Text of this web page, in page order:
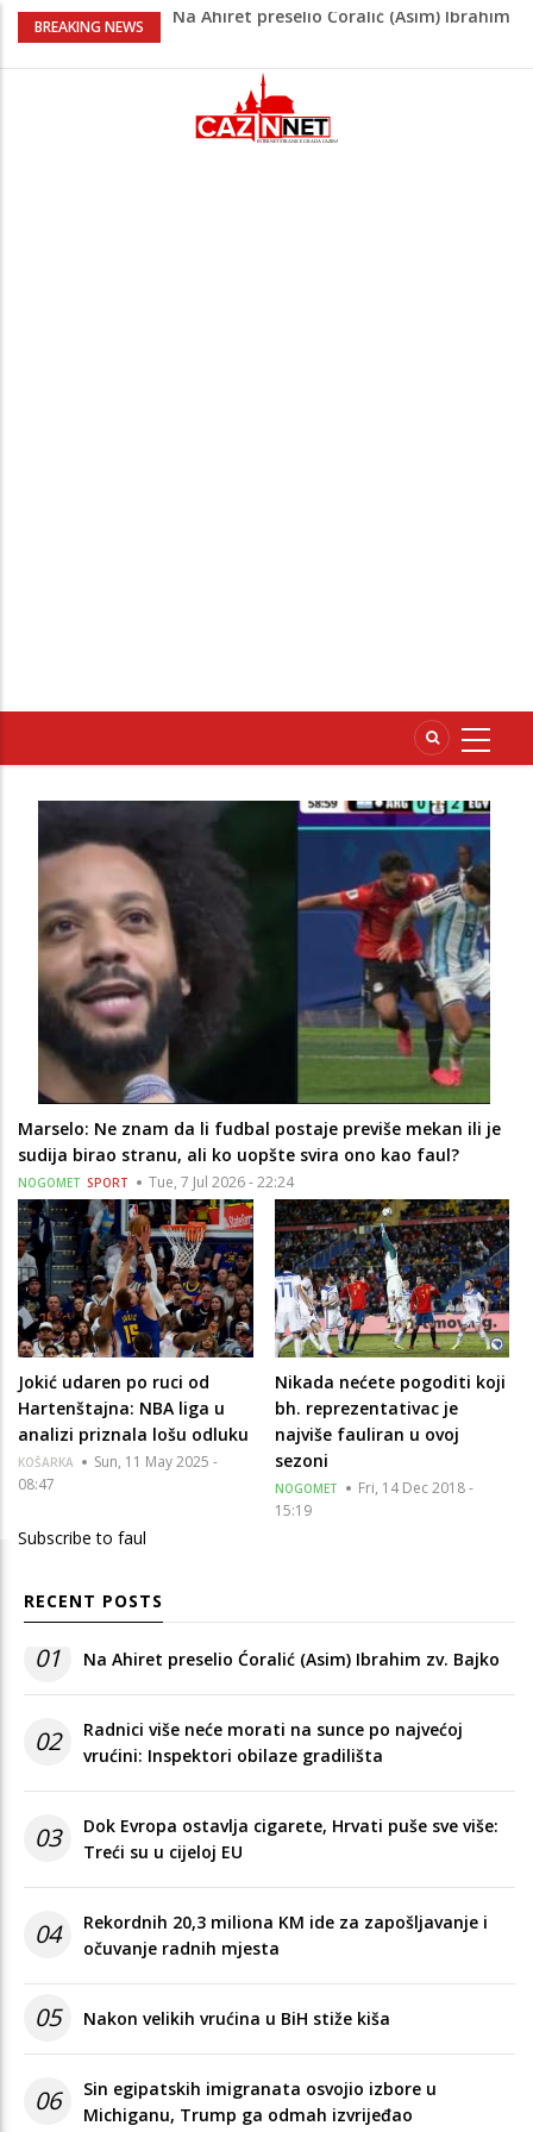
BREAKING NEWS
Na Ahiret preselio Ćoralić (Asim) Ibrahim
Nakon velikih vrućina u BiH stiže kiša
Rekordnih 20,3 miliona KM ide za
zapošljavanje i očuvanje radnih mjesta
Dok Evropa ostavlja cigarete, Hrvati
Marselo: Ne znam da li fudbal postaje previše mekan ili je
sudija birao stranu, ali ko uopšte svira ono kao faul?
NOGOMET SPORT Tue, 7 Jul 2026 - 22:24
Jokić udaren po ruci od
Hartenštajna: NBA liga u
analizi priznala lošu odluku
KOŠARKA
Sun, 11 May 2025 -
08:47
Nikada nećete pogoditi koji
bh. reprezentativac je
najviše fauliran u ovoj
sezoni
NOGOMET
Fri, 14 Dec 2018 -
15:19
Subscribe to faul
RECENT POSTS
01 Na Ahiret preselio Ćoralić (Asim) Ibrahim zv. Bajko
02
Radnici više neće morati na sunce po najvećoj
vrućini: Inspektori obilaze gradilišta
03
Dok Evropa ostavlja cigarete, Hrvati puše sve više:
Treći su u cijeloj EU
04
Rekordnih 20,3 miliona KM ide za zapošljavanje i
očuvanje radnih mjesta
05 Nakon velikih vrućina u BiH stiže kiša
06
Sin egipatskih imigranata osvojio izbore u
Michiganu, Trump ga odmah izvrijeđao